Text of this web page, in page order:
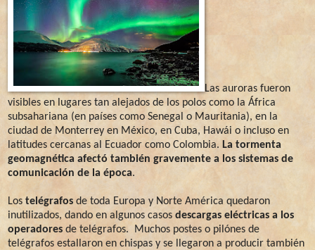
Las auroras fueron
visibles en lugares tan alejados de los polos como la África
subsahariana (en países como Senegal o Mauritania), en la
ciudad de Monterrey en México, en Cuba, Hawái o incluso en
latitudes cercanas al Ecuador como Colombia. La tormenta
geomagnética afectó también gravemente a los sistemas de
comunicación de la época.
Los telégrafos de toda Europa y Norte América quedaron
inutilizados, dando en algunos casos descargas eléctricas a los
operadores de telégrafos. Muchos postes o pilónes de
telégrafos estallaron en chispas y se llegaron a producir también